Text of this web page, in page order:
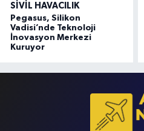
SIVIL HAVACILIK
Pegasus, Silikon
Vadisi’nde Teknoloji
İnovasyon Merkezi
Kuruyor